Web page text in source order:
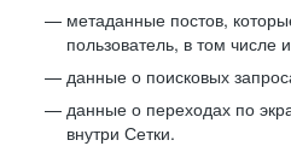
метаданные постов,
пользователь, в том числе
данные о поисковых
данные о переходах по
внутри Сетки.